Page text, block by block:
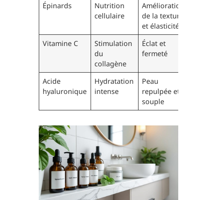
Épinards
Nutrition
cellulaire
Amélioration
de la texture
et élasticité
Vitamine C
Stimulation
du
collagène
Éclat et
fermeté
Acide
hyaluronique
Hydratation
intense
Peau
repulpée et
souple